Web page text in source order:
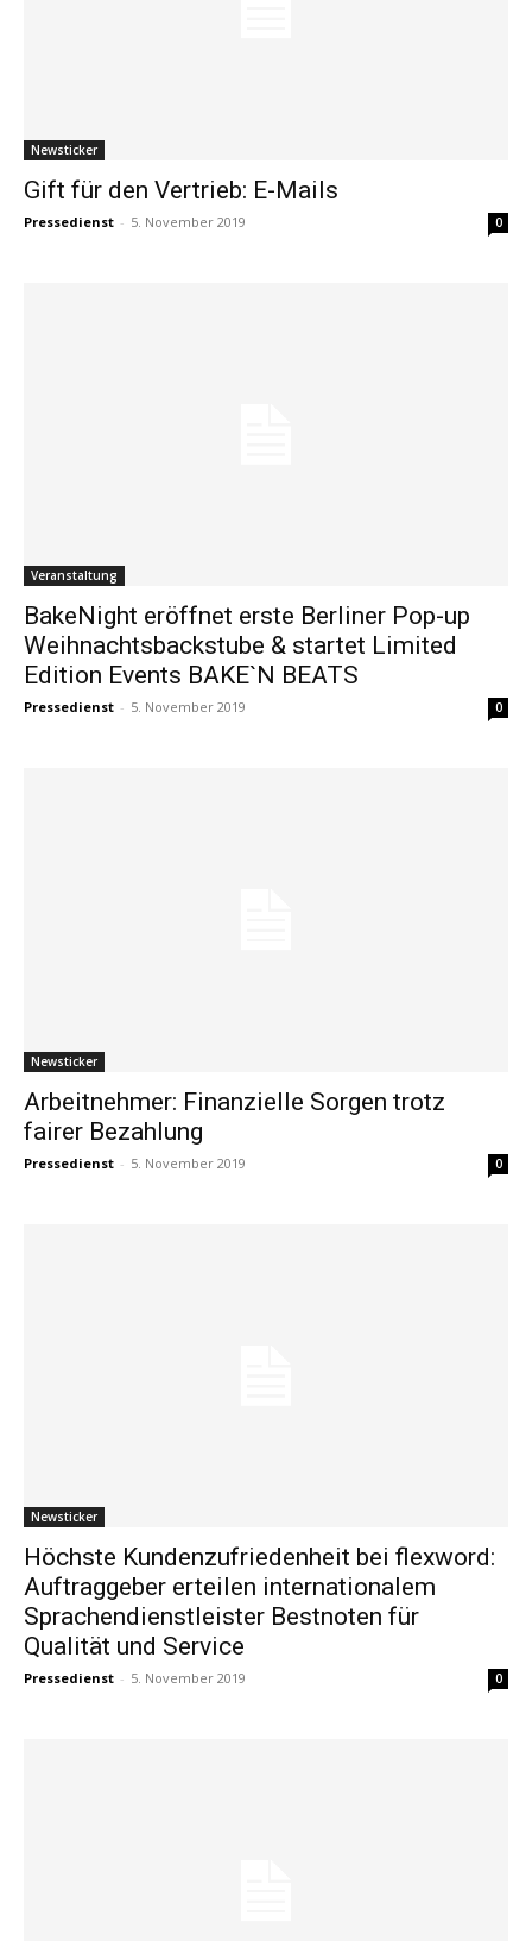
Newsticker
Gift für den Vertrieb: E-Mails
Pressedienst - 5. November 2019 0
Veranstaltung
BakeNight eröffnet erste Berliner Pop-up
Weihnachtsbackstube & startet Limited
Edition Events BAKE`N BEATS
Pressedienst - 5. November 2019 0
Newsticker
Arbeitnehmer: Finanzielle Sorgen trotz
fairer Bezahlung
Pressedienst - 5. November 2019 0
Newsticker
Höchste Kundenzufriedenheit bei flexword:
Auftraggeber erteilen internationalem
Sprachendienstleister Bestnoten für
Qualität und Service
Pressedienst - 5. November 2019 0